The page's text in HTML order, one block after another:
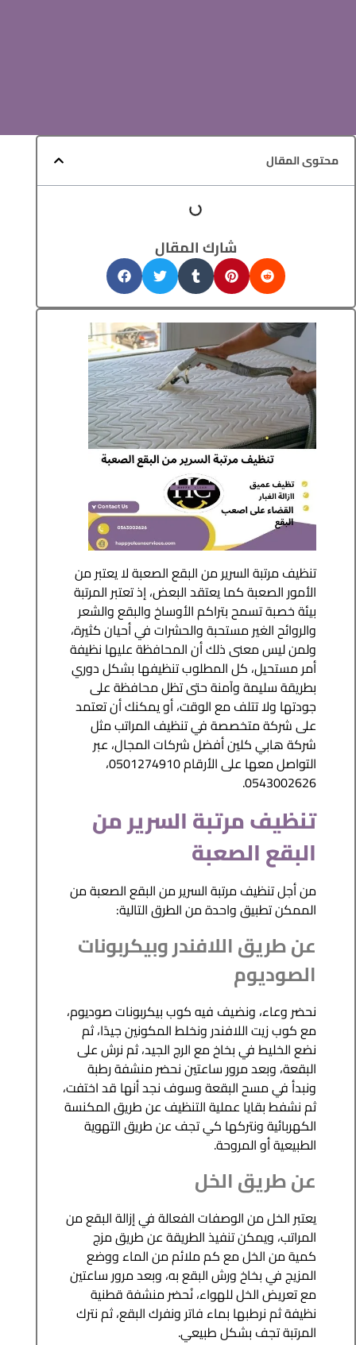
محتوى المقال
شارك المقال
تنظيف مرتبة السرير من البقع الصعبة لا يعتبر من
الأمور الصعبة كما يعتقد البعض، إذ تعتبر المرتبة
بيئة خصبة تسمح بتراكم الأوساخ والبقع والشعر
والروائح الغير مستحبة والحشرات في أحيان كثيرة،
ولمن ليس معنى ذلك أن المحافظة عليها نظيفة
أمر مستحيل، كل المطلوب تنظيفها بشكل دوري
بطريقة سليمة وآمنة حتى تظل محافظة على
جودتها ولا تتلف مع الوقت، أو يمكنك أن تعتمد
على شركة متخصصة في تنظيف المراتب مثل
شركة هابي كلين أفضل شركات المجال، عبر
التواصل معها على الأرقام 0501274910،
0543002626.
تنظيف مرتبة السرير من
البقع الصعبة
من أجل تنظيف مرتبة السرير من البقع الصعبة من
الممكن تطبيق واحدة من الطرق التالية:
عن طريق اللافندر وبيكربونات
الصوديوم
نحضر وعاء، ونضيف فيه كوب بيكربونات صوديوم،
مع كوب زيت اللافندر ونخلط المكونين جيدًا، ثم
نضع الخليط في بخاخ مع الرج الجيد، ثم نرش على
البقعة، وبعد مرور ساعتين نحضر منشفة رطبة
ونبدأ في مسح البقعة وسوف نجد أنها قد اختفت،
ثم نشفط بقايا عملية التنظيف عن طريق المكنسة
الكهربائية ونتركها كي تجف عن طريق التهوية
الطبيعية أو المروحة.
عن طريق الخل
يعتبر الخل من الوصفات الفعالة في إزالة البقع من
المراتب، ويمكن تنفيذ الطريقة عن طريق مزج
كمية من الخل مع كم ملائم من الماء ووضع
المزيج في بخاخ ورش البقع به، وبعد مرور ساعتين
مع تعريض الخل للهواء، نُحضر منشفة قطنية
نظيفة ثم نرطبها بماء فاتر ونفرك البقع، ثم نترك
المرتبة تجف بشكل طبيعي.